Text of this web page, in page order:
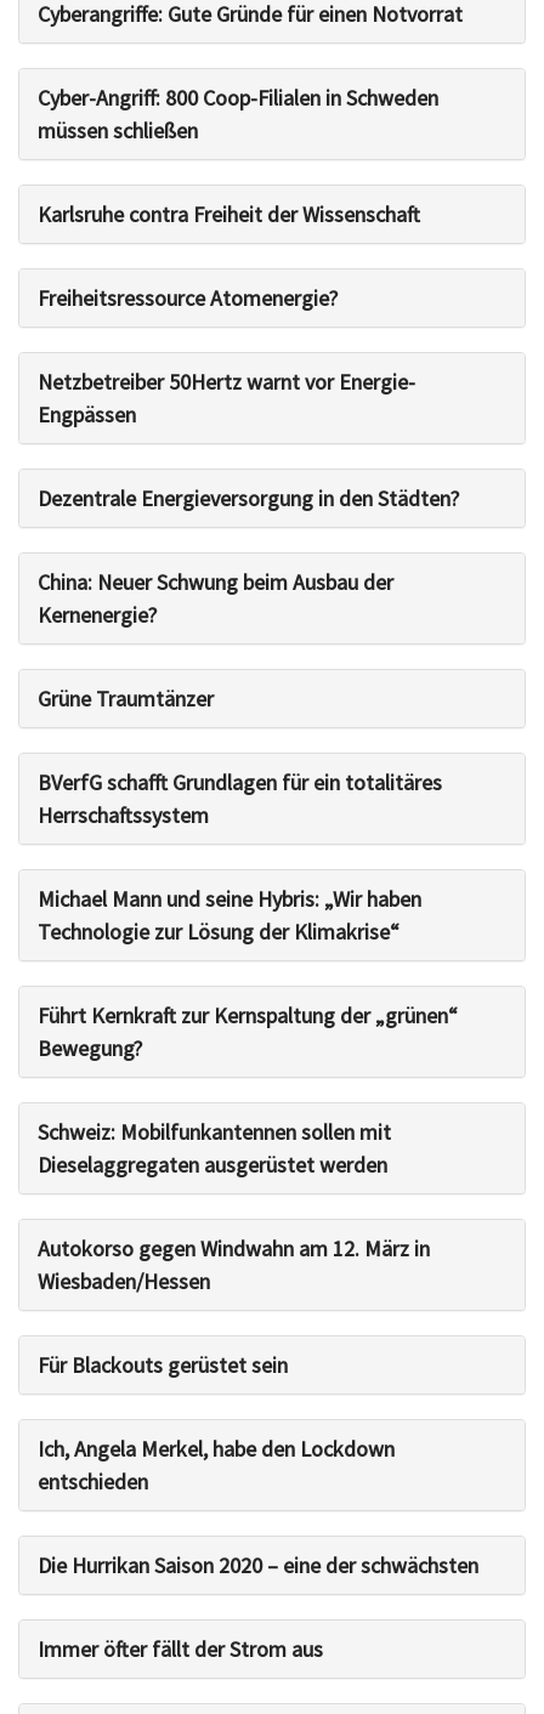
Cyberangriffe: Gute Gründe für einen Notvorrat
Cyber-Angriff: 800 Coop-Filialen in Schweden
müssen schließen
Karlsruhe contra Freiheit der Wissenschaft
Freiheitsressource Atomenergie?
Netzbetreiber 50Hertz warnt vor Energie-
Engpässen
Dezentrale Energieversorgung in den Städten?
China: Neuer Schwung beim Ausbau der
Kernenergie?
Grüne Traumtänzer
BVerfG schafft Grundlagen für ein totalitäres
Herrschaftssystem
Michael Mann und seine Hybris: „Wir haben
Technologie zur Lösung der Klimakrise“
Führt Kernkraft zur Kernspaltung der „grünen“
Bewegung?
Schweiz: Mobilfunkantennen sollen mit
Dieselaggregaten ausgerüstet werden
Autokorso gegen Windwahn am 12. März in
Wiesbaden/Hessen
Für Blackouts gerüstet sein
Ich, Angela Merkel, habe den Lockdown
entschieden
Die Hurrikan Saison 2020 – eine der schwächsten
Immer öfter fällt der Strom aus